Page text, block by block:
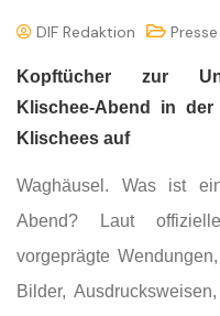
DIF Redaktion Presse
Kopftücher zur
Klischee-Abend in
Klischees auf
Waghäusel. Was ist
Abend? Laut
vorgeprägte
Bilder,